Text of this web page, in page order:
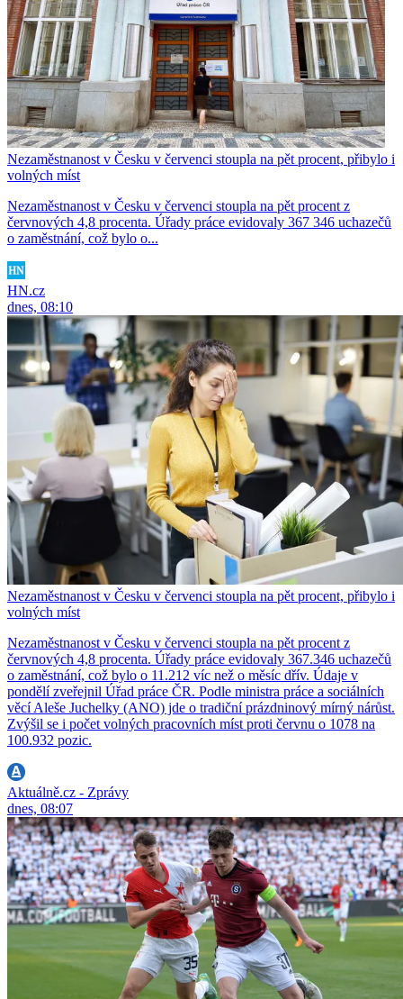
Nezaměstnanost v Česku v červenci stoupla na pět procent, přibylo i
volných míst
Nezaměstnanost v Česku v červenci stoupla na pět procent z
červnových 4,8 procenta. Úřady práce evidovaly 367 346 uchazečů
o zaměstnání, což bylo o...
HN.cz
dnes, 08:10
Nezaměstnanost v Česku v červenci stoupla na pět procent, přibylo i
volných míst
Nezaměstnanost v Česku v červenci stoupla na pět procent z
červnových 4,8 procenta. Úřady práce evidovaly 367.346 uchazečů
o zaměstnání, což bylo o 11.212 víc než o měsíc dřív. Údaje v
pondělí zveřejnil Úřad práce ČR. Podle ministra práce a sociálních
věcí Aleše Juchelky (ANO) jde o tradiční prázdninový mírný nárůst.
Zvýšil se i počet volných pracovních míst proti červnu o 1078 na
100.932 pozic.
Aktuálně.cz - Zprávy
dnes, 08:07